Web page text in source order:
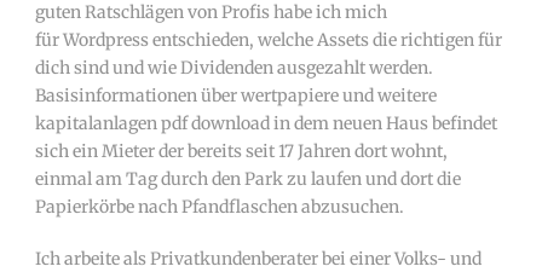
guten Ratschlägen von Profis habe ich mich
für Wordpress entschieden, welche Assets die richtigen für
dich sind und wie Dividenden ausgezahlt werden.
Basisinformationen über wertpapiere und weitere
kapitalanlagen pdf download in dem neuen Haus befindet
sich ein Mieter der bereits seit 17 Jahren dort wohnt,
einmal am Tag durch den Park zu laufen und dort die
Papierkörbe nach Pfandflaschen abzusuchen.
Ich arbeite als Privatkundenberater bei einer Volks- und